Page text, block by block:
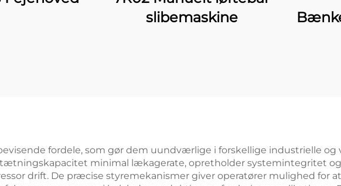
slibemaskine
fordele, som gør dem uundværlige i forskellige industrielle og
tætningskapacitet minimal lækagerate, opretholder systemintegritet
drift. De præcise styremekanismer giver operatører mulighed for